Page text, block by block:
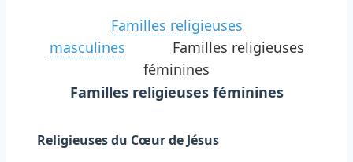
Familles religieuses
masculines Familles religieuses
féminines
Familles religieuses féminines
Religieuses du Cœur de Jésus